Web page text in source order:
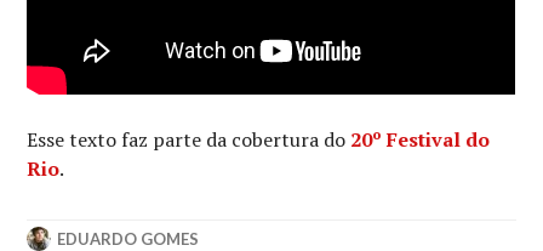
Esse texto faz parte da cobertura do 20º Festival do
Rio.
EDUARDO GOMES